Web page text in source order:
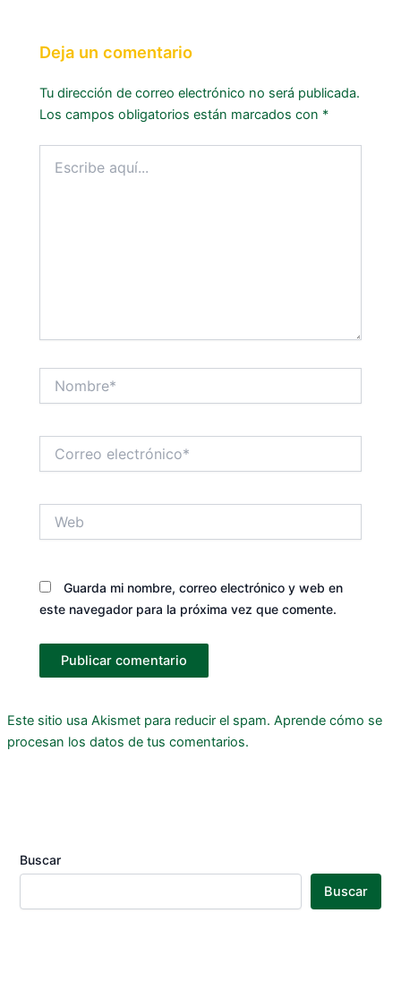
Deja un comentario
Tu dirección de correo electrónico no será publicada.
Los campos obligatorios están marcados con *
aquí...
electrónico*
Guarda mi nombre, correo electrónico y web en
este navegador para la próxima vez que comente.
Este sitio usa Akismet para reducir el spam. Aprende cómo se
procesan los datos de tus comentarios.
Buscar
Buscar